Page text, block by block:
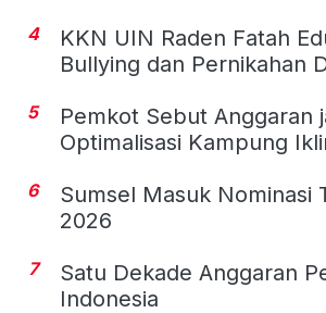
4
KKN UIN Raden Fatah
Bullying dan Pernikahan
5
Pemkot Sebut Anggaran
Optimalisasi Kampung
6
Sumsel Masuk Nominasi
2026
7
Satu Dekade Anggaran
Indonesia